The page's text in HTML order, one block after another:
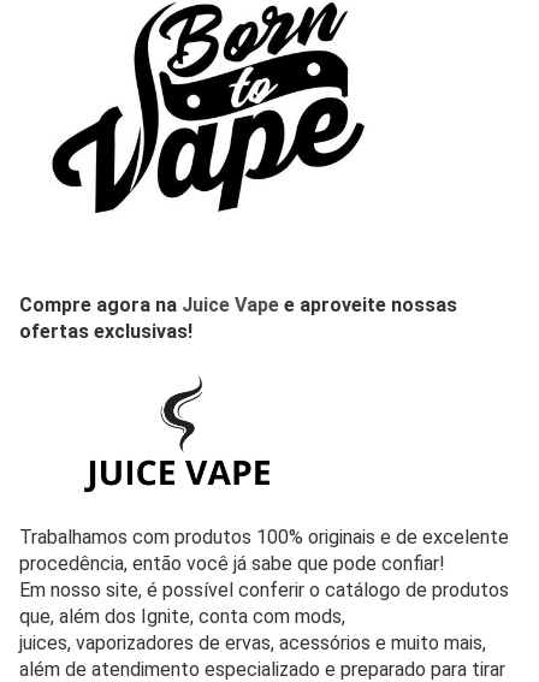
Compre agora na Juice Vape e aproveite nossas
ofertas exclusivas!
Trabalhamos com produtos 100% originais e de excelente
procedência, então você já sabe que pode confiar!
Em nosso site, é possível conferir o catálogo de produtos
que, além dos Ignite, conta com mods,
juices, vaporizadores de ervas, acessórios e muito mais,
além de atendimento especializado e preparado para tirar